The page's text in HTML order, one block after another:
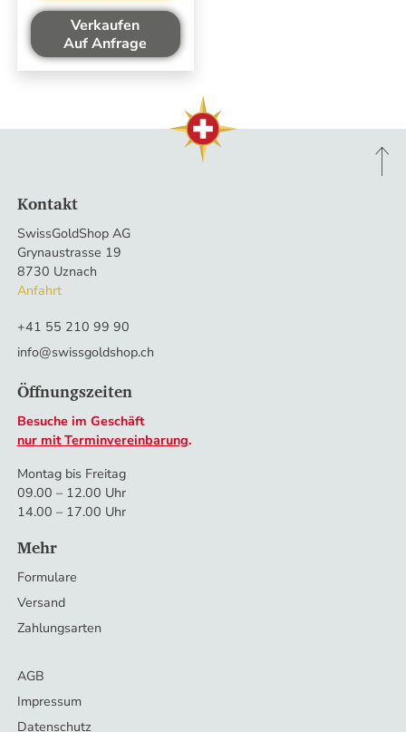
Verkaufen
Auf Anfrage
Kontakt
SwissGoldShop AG
Grynaustrasse 19
8730 Uznach
Anfahrt
+41 55 210 99 90
info@swissgoldshop.ch
Öffnungszeiten
Besuche im Geschäft
nur mit Terminvereinbarung.
Montag bis Freitag
09.00 – 12.00 Uhr
14.00 – 17.00 Uhr
Mehr
Formulare
Versand
Zahlungsarten
AGB
Impressum
Datenschutz